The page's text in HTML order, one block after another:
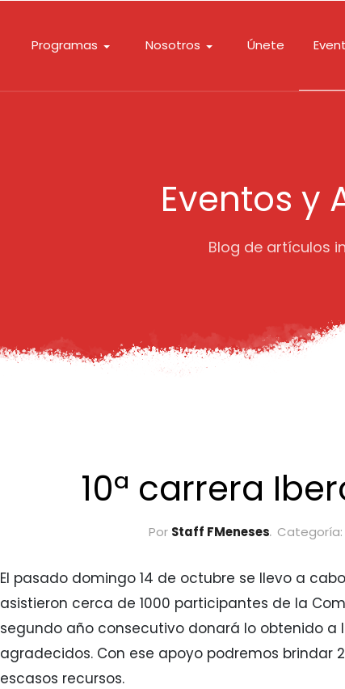
Programas Nosotros Únete
Eventos y
Blog de artículos
10ª carrera
Por Staff FMeneses Categoría:
El pasado domingo 14 de octubre se llevo a
asistieron cerca de 1000 participantes de la
segundo año consecutivo donará lo obtenido
agradecidos. Con ese apoyo podremos brindar
escasos recursos.